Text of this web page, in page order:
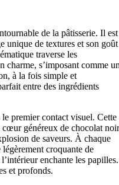
de la pâtisserie. Il est
unique de textures et son goût
traverse les
charme, s’imposant comme
à la fois simple et
entre des ingrédients
premier contact visuel. Cette
généreux de chocolat noir
de saveurs. À chaque
croquante de
enchante les papilles.
et profonds.